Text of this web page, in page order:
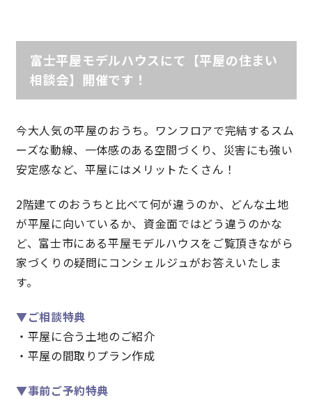
理想の暮らしを引き出すデザイン力
家具まで標準仕様の空間コーディネート
耐震等級3 & 許容応力度計算 全棟標準
頑丈で長持ちの外壁
2030年の省エネ基準住宅
快適な室内環境へのこだわり
生涯続く安心のアフターフォロー
富士平屋モデルハウスにて【平屋の住まい
相談会】開催です！
今大人気の平屋のおうち。ワンフロアで完結するスム
ーズな動線、一体感のある空間づくり、災害にも強い
安定感など、平屋にはメリットたくさん！
2階建てのおうちと比べて何が違うのか、どんな土地
が平屋に向いているか、資金面ではどう違うのかな
ど、富士市にある平屋モデルハウスをご覧頂きながら
家づくりの疑問にコンシェルジュがお答えいたしま
す。
▼ご相談特典
・平屋に合う土地のご紹介
・平屋の間取りプラン作成
▼事前ご予約特典